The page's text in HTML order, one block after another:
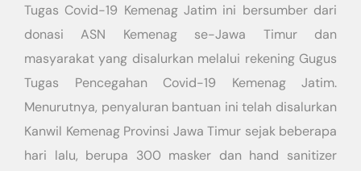
Tugas Covid-19 Kemenag Jatim ini bersumber dari
donasi ASN Kemenag se-Jawa Timur dan
masyarakat yang disalurkan melalui rekening Gugus
Tugas Pencegahan Covid-19 Kemenag Jatim.
Menurutnya, penyaluran bantuan ini telah disalurkan
Kanwil Kemenag Provinsi Jawa Timur sejak beberapa
hari lalu, berupa 300 masker dan hand sanitizer